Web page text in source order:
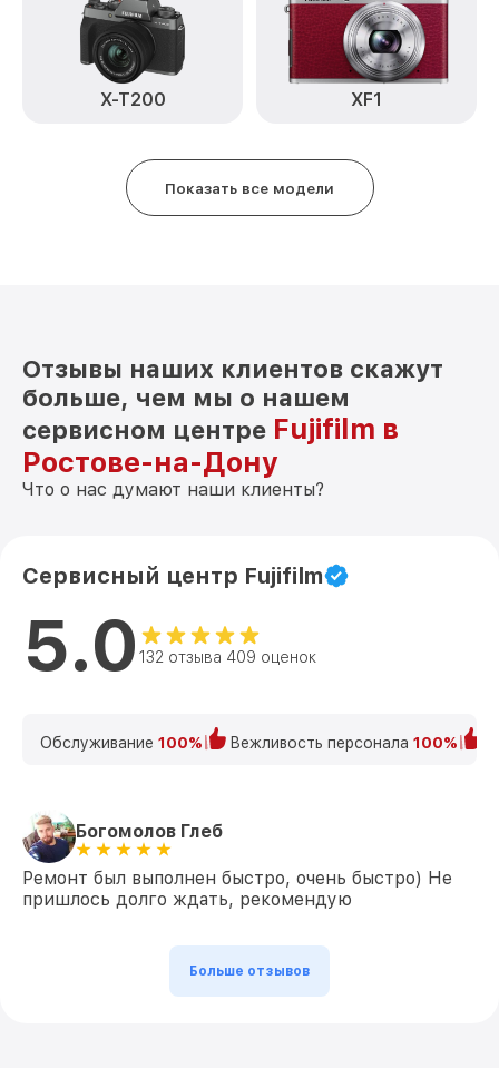
Fujifilm
от 3500₽
Замена байонета X-H2S Body Fujifilm от 3400₽
Замена кнопки включения X-H2S Body
Замена микрофона X-H2S Body Fujifilm
Замена аккумулятора X-H2S Body
X-T200 XF1
Показать все модели
Отзывы наших клиентов скажут
больше, чем мы о нашем
сервисном центре Fujifilm в
Ростове-на-Дону
Что о нас думают наши клиенты?
Сервисный центр Fujifilm
5.0 132 отзыва 409 оценок
Обслуживание 100% Вежливость персонала 100%
Богомолов Глеб
Ремонт был выполнен быстро, очень быстро) Не
пришлось долго ждать, рекомендую
Больше отзывов